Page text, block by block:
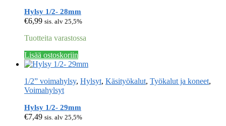
Hylsy 1/2- 28mm
€6,99 sis. alv 25,5%
Tuotteita varastossa
Lisää ostoskoriin
1/2” voimahylsy, Hylsyt, Käsityökalut, Työkalut ja koneet,
Voimahylsyt
Hylsy 1/2- 29mm
€7,49 sis. alv 25,5%